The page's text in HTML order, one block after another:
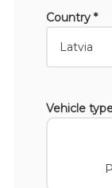
Country *
Vehicle